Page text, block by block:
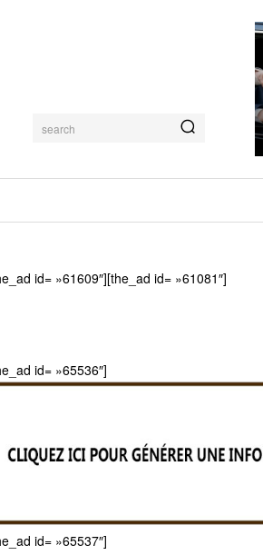
search
id= »61609″][the_ad id= »61081″]
id= »65536″]
id= »65537″]